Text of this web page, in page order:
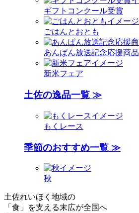
ギフトコンクール受賞
ごはんとおとも
あんぱん放送記念応援商品
新米フェア
土佐の逸品一覧 ≫
もくレース
季節のおすすめ一覧 ≫
秋
土佐れいほく地域の
「食」を支える末広が全国へ